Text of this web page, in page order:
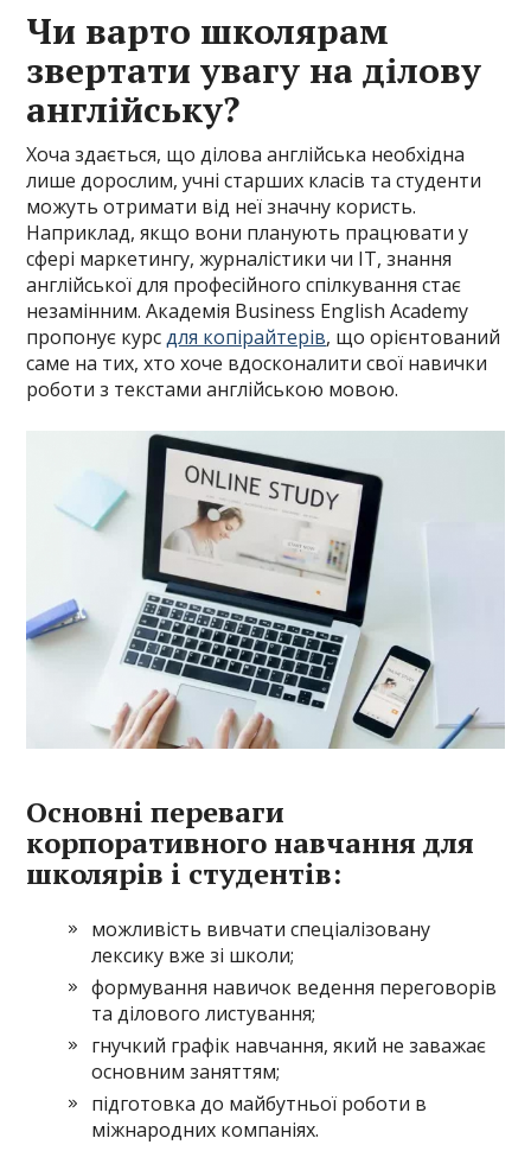
Чи варто школярам
звертати увагу на ділову
англійську?
Хоча здається, що ділова англійська необхідна
лише дорослим, учні старших класів та студенти
можуть отримати від неї значну користь.
Наприклад, якщо вони планують працювати у
сфері маркетингу, журналістики чи IT, знання
англійської для професійного спілкування стає
незамінним. Академія Business English Academy
пропонує курсдля копірайтерів, що орієнтований
саме на тих, хто хоче вдосконалити свої навички
роботи з текстами англійською мовою.
Основні переваги
корпоративного навчання для
школярів і студентів:
можливість вивчати спеціалізовану
лексику вже зі школи;
формування навичок ведення переговорів
та ділового листування;
гнучкий графік навчання, який не заважає
основним заняттям;
підготовка до майбутньої роботи в
міжнародних компаніях.